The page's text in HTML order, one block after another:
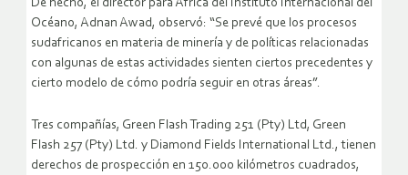
De hecho, el director para África del Instituto Internacional del
Océano, Adnan Awad, observó: “Se prevé que los procesos
sudafricanos en materia de minería y de políticas relacionadas
con algunas de estas actividades sienten ciertos precedentes y
cierto modelo de cómo podría seguir en otras áreas”.
Tres compañías, Green Flash Trading 251 (Pty) Ltd, Green
Flash 257 (Pty) Ltd. y Diamond Fields International Ltd., tienen
derechos de prospección en 150.000 kilómetros cuadrados,